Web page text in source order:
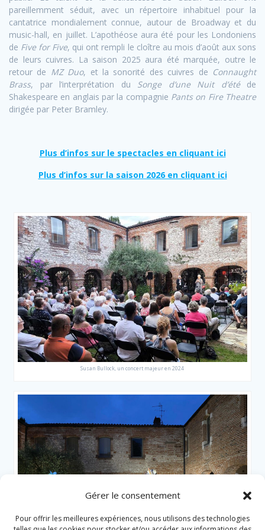
Gérer le consentement
Pour offrir les meilleures expériences, nous utilisons des technologies
pareillemment séduit, avec un répertoire inhabituel pour la
cantatrice mondialement connue, autour de Broadway et du
music-hall, en juillet. L’apothéose aura été pour les Londoniens
de Five for Five, qui ont rempli le cloître au mois d’août aux sons
de leurs cuivres. La saison 2025 aura été marquée, outre le
retour de MZ Duo, et la sonorité des cuivres de Connaught
Brass, par l’interprétation du Songe d’une Nuit d’étéde
Shakespeare en anglais par la compagnie Pants on Fire Theatre
dirigée par Peter Bramley.
Plus d’infos sur le spectacles en cliquant ici
Plus d’infos sur la saison 2026 en cliquant ici
Susan Bullock, un concert majeur en 2024